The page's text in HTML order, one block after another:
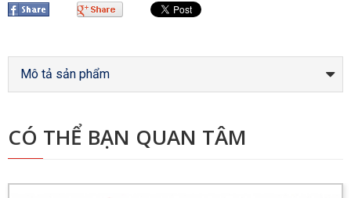
Mô tả sản phẩm
CÓ THỂ BẠN QUAN TÂM